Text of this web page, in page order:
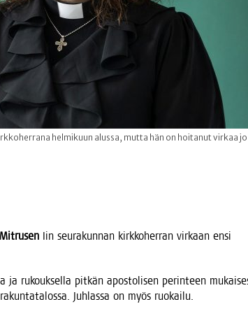
helmikuun alussa, mutta hän on hoitanut virkaa jo
Iin seu­ra­kun­nan kirk­ko­her­ran vir­kaan ensi
rukouk­sel­la pit­kän apos­to­li­sen perin­teen
Juh­las­sa on myös ruokailu.